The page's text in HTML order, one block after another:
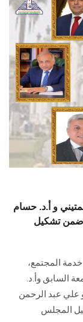
و أ.د. حسام
ضمن تشكيل
يتقدم‎ ‎رئيس الجامعة ونائب رئيس الجامعة لشئون خدمة المجتمع‎‎،
السابق وأ.د.
علي عبد الرحمن
المجلس